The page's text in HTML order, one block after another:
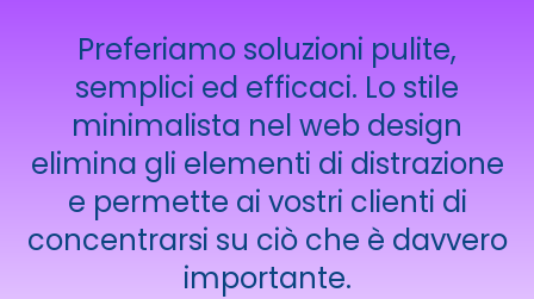
Preferiamo soluzioni pulite,
semplici ed efficaci. Lo stile
minimalista nel web design
elimina gli elementi di distrazione
e permette ai vostri clienti di
concentrarsi su ciò che è davvero
importante.